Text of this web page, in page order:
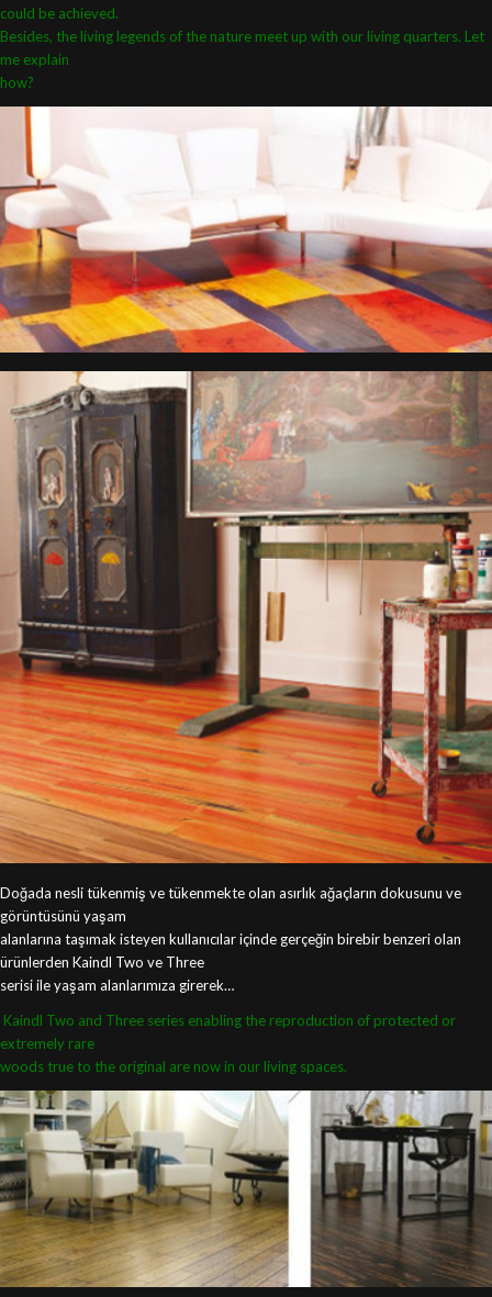
could be achieved.
Besides, the living legends of the nature meet up with our living quarters. Let
me explain
how?
Doğada nesli tükenmiş ve tükenmekte olan asırlık ağaçların dokusunu ve
görüntüsünü yaşam
alanlarına taşımak isteyen kullanıcılar içinde gerçeğin birebir benzeri olan
ürünlerden Kaindl Two ve Three
serisi ile yaşam alanlarımıza girerek…
Kaindl Two and Three series enabling the reproduction of protected or
extremely rare
woods true to the original are now in our living spaces.